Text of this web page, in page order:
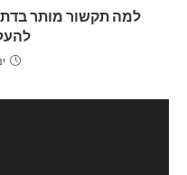
למה תקשור מותר בדת